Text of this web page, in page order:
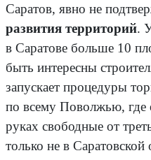
Саратов, явно не
развития территорий.
в Саратове больше 10
быть интересны
запускает процедуры
по всему Поволжью, где
руках свободные от
только не в